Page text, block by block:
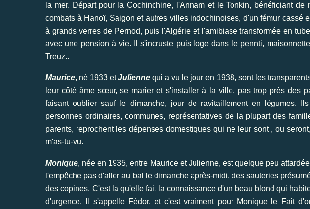
la mer. Départ pour la Cochinchine, l'Annam et le Tonkin, bénéficiant de
combats à Hanoï, Saigon et autres villes indochinoises, d'un fémur cassé
à grands verres de Pernod, puis l'Algérie et l'amibiase transformée en
avec une pension à vie. Il s'incruste puis loge dans le pennti,
Treuz..
Maurice, né 1933 etJulienne qui a vu le jour en 1938, sont les
leur côté âme sœur, se marier et s'installer à la ville, pas trop près des
faisant oublier sauf le dimanche, jour de ravitaillement en légumes.
personnes ordinaires, communes, représentatives de la plupart des
parents, reprochent les dépenses domestiques qui ne leur sont , ou
m'as-tu-vu.
Monique, née en 1935, entre Maurice et Julienne, est quelque peu
l'empêche pas d'aller au bal le dimanche après-midi, des sauteries
des copines. C'est là qu'elle fait la connaissance d'un beau blond qui
d'urgence. Il s'appelle Fédor, et c'est vraiment pour Monique le Fait